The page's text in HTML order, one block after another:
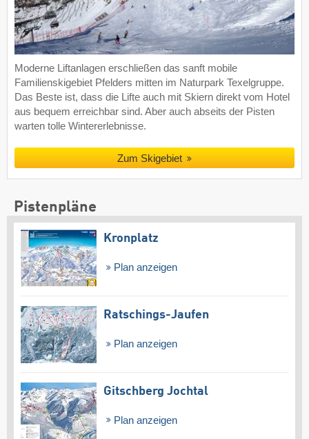
Moderne Liftanlagen erschließen das sanft mobile
Familienskigebiet Pfelders mitten im Naturpark Texelgruppe.
Das Beste ist, dass die Lifte auch mit Skiern direkt vom Hotel
aus bequem erreichbar sind. Aber auch abseits der Pisten
warten tolle Wintererlebnisse.
Zum Skigebiet
Pistenpläne
Kronplatz
Plan anzeigen
Ratschings-Jaufen
Plan anzeigen
Gitschberg Jochtal
Plan anzeigen